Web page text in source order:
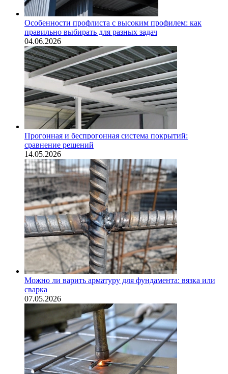
Особенности профлиста с высоким профилем: как
правильно выбирать для разных задач
04.06.2026
Прогонная и беспрогонная система покрытий:
сравнение решений
14.05.2026
Можно ли варить арматуру для фундамента: вязка или
сварка
07.05.2026